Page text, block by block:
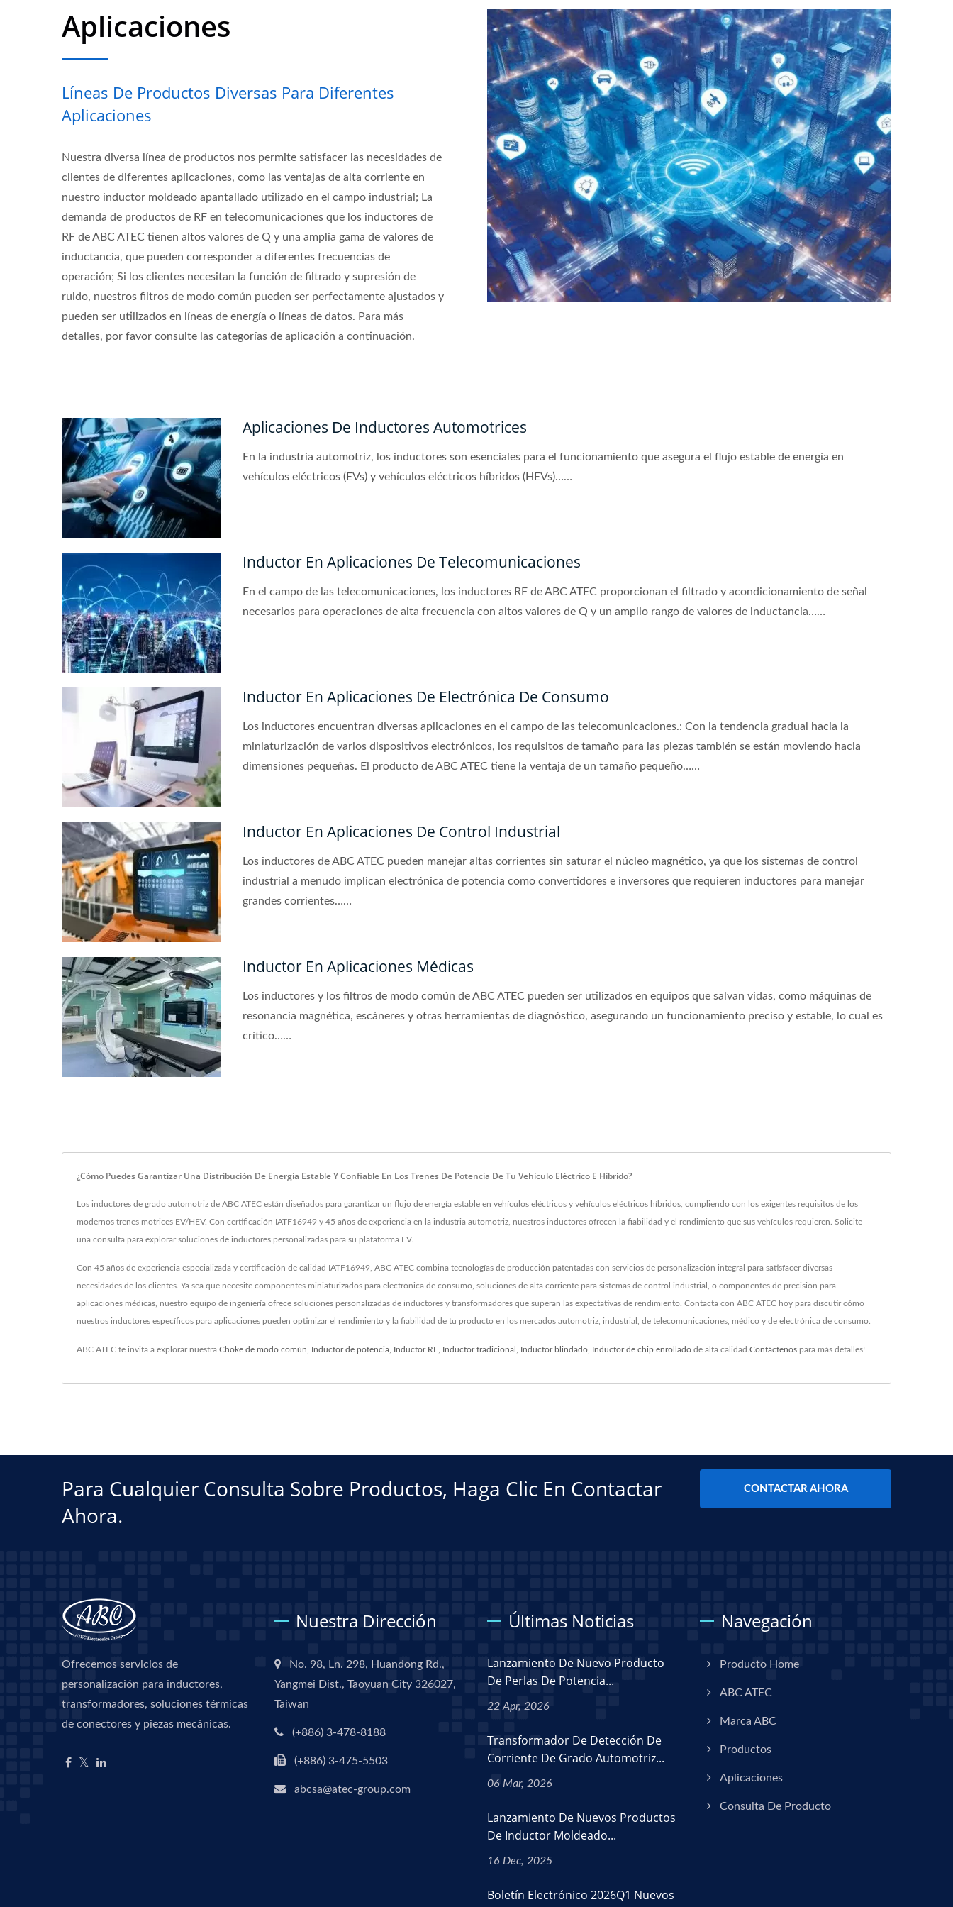
Aplicaciones
Líneas De Productos Diversas Para Diferentes
Aplicaciones
Nuestra diversa línea de productos nos permite satisfacer las necesidades de
clientes de diferentes aplicaciones, como las ventajas de alta corriente en
nuestro inductor moldeado apantallado utilizado en el campo industrial; La
demanda de productos de RF en telecomunicaciones que los inductores de
RF de ABC ATEC tienen altos valores de Q y una amplia gama de valores de
inductancia, que pueden corresponder a diferentes frecuencias de
operación; Si los clientes necesitan la función de filtrado y supresión de
ruido, nuestros filtros de modo común pueden ser perfectamente ajustados y
pueden ser utilizados en líneas de energía o líneas de datos. Para más
detalles, por favor consulte las categorías de aplicación a continuación.
Aplicaciones De Inductores Automotrices
En la industria automotriz, los inductores son esenciales para el funcionamiento que asegura el flujo estable de energía en
vehículos eléctricos (EVs) y vehículos eléctricos híbridos (HEVs)……
Inductor En Aplicaciones De Telecomunicaciones
En el campo de las telecomunicaciones, los inductores RF de ABC ATEC proporcionan el filtrado y acondicionamiento de señal
necesarios para operaciones de alta frecuencia con altos valores de Q y un amplio rango de valores de inductancia……
Inductor En Aplicaciones De Electrónica De Consumo
Los inductores encuentran diversas aplicaciones en el campo de las telecomunicaciones.: Con la tendencia gradual hacia la
miniaturización de varios dispositivos electrónicos, los requisitos de tamaño para las piezas también se están moviendo hacia
dimensiones pequeñas. El producto de ABC ATEC tiene la ventaja de un tamaño pequeño……
Inductor En Aplicaciones De Control Industrial
Los inductores de ABC ATEC pueden manejar altas corrientes sin saturar el núcleo magnético, ya que los sistemas de control
industrial a menudo implican electrónica de potencia como convertidores e inversores que requieren inductores para manejar
grandes corrientes……
Inductor En Aplicaciones Médicas
Los inductores y los filtros de modo común de ABC ATEC pueden ser utilizados en equipos que salvan vidas, como máquinas de
resonancia magnética, escáneres y otras herramientas de diagnóstico, asegurando un funcionamiento preciso y estable, lo cual es
crítico……
¿Cómo Puedes Garantizar Una Distribución De Energía Estable Y Confiable En Los Trenes De Potencia De Tu Vehículo Eléctrico E Híbrido?
Los inductores de grado automotriz de ABC ATEC están diseñados para garantizar un flujo de energía estable en vehículos eléctricos y vehículos eléctricos híbridos, cumpliendo con los exigentes requisitos de los
modernos trenes motrices EV/HEV. Con certificación IATF16949 y 45 años de experiencia en la industria automotriz, nuestros inductores ofrecen la fiabilidad y el rendimiento que sus vehículos requieren. Solicite
una consulta para explorar soluciones de inductores personalizadas para su plataforma EV.
Con 45 años de experiencia especializada y certificación de calidad IATF16949, ABC ATEC combina tecnologías de producción patentadas con servicios de personalización integral para satisfacer diversas
necesidades de los clientes. Ya sea que necesite componentes miniaturizados para electrónica de consumo, soluciones de alta corriente para sistemas de control industrial, o componentes de precisión para
aplicaciones médicas, nuestro equipo de ingeniería ofrece soluciones personalizadas de inductores y transformadores que superan las expectativas de rendimiento. Contacta con ABC ATEC hoy para discutir cómo
nuestros inductores específicos para aplicaciones pueden optimizar el rendimiento y la fiabilidad de tu producto en los mercados automotriz, industrial, de telecomunicaciones, médico y de electrónica de consumo.
ABC ATEC te invita a explorar nuestra Choke de modo común Inductor de potencia Inductor RF Inductor tradicional Inductor blindado Inductor de chip enrollado de alta calidad. Contáctenos para más detalles!
Para Cualquier Consulta Sobre Productos, Haga Clic En Contactar
Ahora.
CONTACTAR AHORA
Ofrecemos servicios de
personalización para inductores,
transformadores, soluciones térmicas
de conectores y piezas mecánicas.
Nuestra Dirección
No. 98, Ln. 298, Huandong Rd.,
Yangmei Dist., Taoyuan City 326027,
Taiwan
(+886) 3-478-8188
(+886) 3-475-5503
abcsa@atec-group.com
Últimas Noticias
Lanzamiento De Nuevo Producto
De Perlas De Potencia...
22 Apr, 2026
Transformador De Detección De
Corriente De Grado Automotriz...
06 Mar, 2026
Lanzamiento De Nuevos Productos
De Inductor Moldeado...
16 Dec, 2025
Boletín Electrónico 2026Q1 Nuevos
Navegación
Producto Home
ABC ATEC
Marca ABC
Productos
Aplicaciones
Consulta De Producto